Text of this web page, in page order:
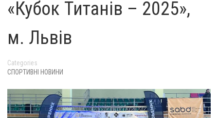
«Кубок Титанів – 2025»,
м. Львів
Categories
СПОРТИВНІ НОВИНИ